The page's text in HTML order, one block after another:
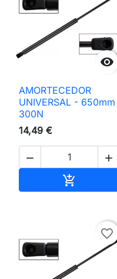

AMORTECEDOR
UNIVERSAL - 650mm
300N
14,49 €
 

favorite_border